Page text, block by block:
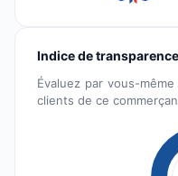
Indice de transparence
Évaluez par vous-
clients de ce